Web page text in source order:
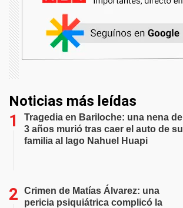
Noticias más leídas
Tragedia en Bariloche: una nena de
3 años murió tras caer el auto de su
familia al lago Nahuel Huapi
Crimen de Matías Álvarez: una
pericia psiquiátrica complicó la